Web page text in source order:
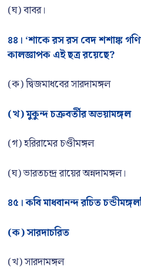
(ঘ) বাবর।
৪৪। ‘শাকে রস রস বেদ শশাঙ্ক
কালজ্ঞাপক এই ছত্র রয়েছে?
(ক) দ্বিজমাধবের সারদামঙ্গল
(খ) মুকুন্দ চক্রবর্তীর অভয়ামঙ্গল
(গ) হরিরামের চণ্ডীমঙ্গল
(ঘ) ভারতচন্দ্র রায়ের অন্নদামঙ্গল।
৪৫। কবি মাধবানন্দ রচিত
(ক) সারদাচরিত
(খ) সারদামঙ্গল